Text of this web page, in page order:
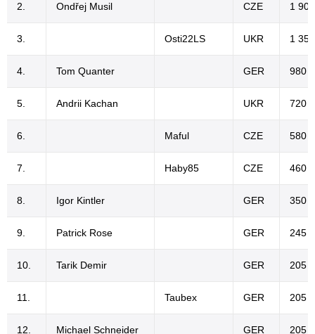
2. Ondřej Musil CZE 1
3. Osti22LS UKR 1
4. Tom Quanter GER 980 €
5. Andrii Kachan UKR 720 €
6. Maful CZE 580 €
7. Haby85 CZE 460 €
8. Igor Kintler GER 350 €
9. Patrick Rose GER 245 €
10. Tarik Demir GER 205 €
11. Taubex GER 205 €
12. Michael Schneider GER 205 €